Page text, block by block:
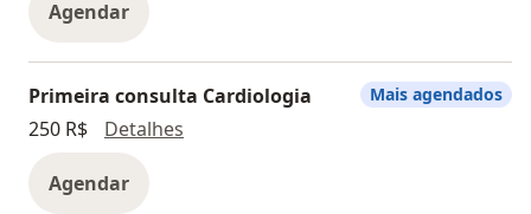
Agendar
Primeira consulta Cardiologia
250 R$
Detalhes
Agendar
Mais agendados